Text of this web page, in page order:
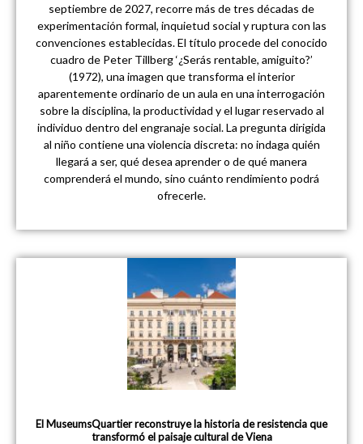
septiembre de 2027, recorre más de tres décadas de
experimentación formal, inquietud social y ruptura con las
convenciones establecidas. El título procede del conocido
cuadro de Peter Tillberg ‘¿Serás rentable, amiguito?’
(1972), una imagen que transforma el interior
aparentemente ordinario de un aula en una interrogación
sobre la disciplina, la productividad y el lugar reservado al
individuo dentro del engranaje social. La pregunta dirigida
al niño contiene una violencia discreta: no indaga quién
llegará a ser, qué desea aprender o de qué manera
comprenderá el mundo, sino cuánto rendimiento podrá
ofrecerle.
El MuseumsQuartier reconstruye la historia de resistencia que
transformó el paisaje cultural de Viena